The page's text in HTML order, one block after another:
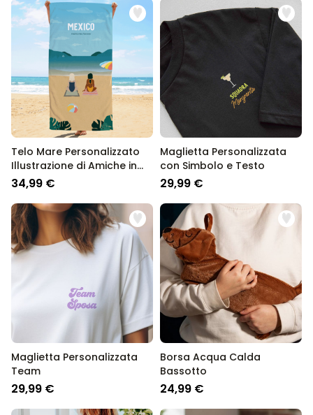
Telo Mare Personalizzato
Illustrazione di Amiche in
Spiaggia
34,99 €
Maglietta Personalizzata
con Simbolo e Testo
29,99 €
Maglietta Personalizzata
Team
29,99 €
Borsa Acqua Calda
Bassotto
24,99 €